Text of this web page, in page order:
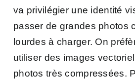
va privilégier une identité
passer de grandes photos
lourdes à charger. On
utiliser des images
photos très compressées.